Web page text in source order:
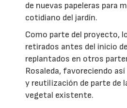
de nuevas papeleras para
cotidiano del jardín.
Como parte del proyecto,
retirados antes del inicio
replantados en otros
Rosaleda, favoreciendo
y reutilización de parte de
vegetal existente.